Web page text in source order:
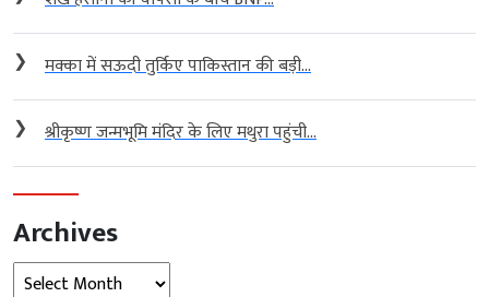
❯ मक्का में सऊदी तुर्किए पाकिस्तान की बड़ी...
❯ श्रीकृष्ण जन्मभूमि मंदिर के लिए मथुरा पहुंची...
Archives
Archives